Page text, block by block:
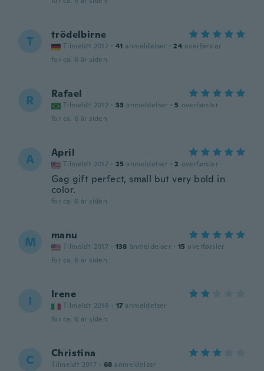
T trödelbirne
Tilmeldt 2017 · 41 anmeldelser · 24 overførsler
for ca. 6 år siden
R Rafael
Tilmeldt 2012 · 33 anmeldelser · 5 overførsler
for ca. 6 år siden
A April
Tilmeldt 2017 · 25 anmeldelser · 2 overførsler
Gag gift perfect, small but very bold in
color.
for ca. 6 år siden
M manu
Tilmeldt 2017 · 138 anmeldelser · 15 overførsler
for ca. 6 år siden
I Irene
Tilmeldt 2018 · 17 anmeldelser
for ca. 6 år siden
C Christina
Tilmeldt 2017 · 68 anmeldelser